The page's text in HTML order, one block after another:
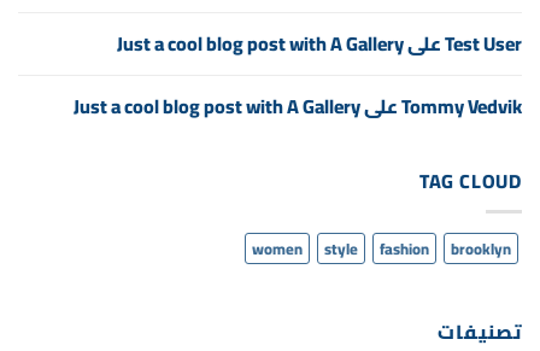
Test UserعلىJust a cool blog post with A Gallery
Tommy VedvikعلىJust a cool blog post with A Gallery
TAG CLOUD
brooklyn
fashion
style
women
تصنيفات